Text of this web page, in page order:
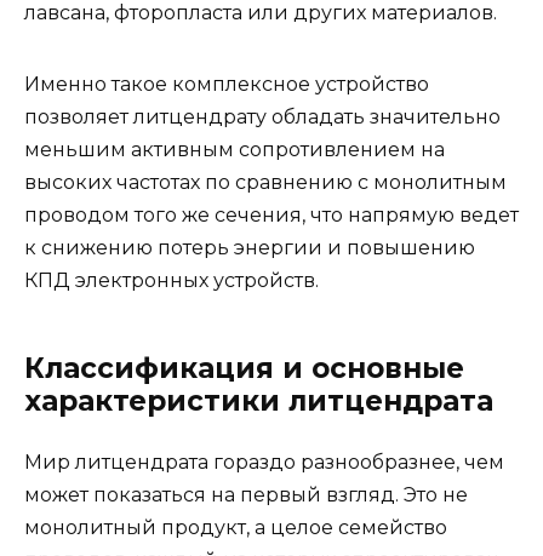
лавсана, фторопласта или других материалов.
Именно такое комплексное устройство
позволяет литцендрату обладать значительно
меньшим активным сопротивлением на
высоких частотах по сравнению с монолитным
проводом того же сечения, что напрямую ведет
к снижению потерь энергии и повышению
КПД электронных устройств.
Классификация и основные
характеристики литцендрата
Мир литцендрата гораздо разнообразнее, чем
может показаться на первый взгляд. Это не
монолитный продукт, а целое семейство